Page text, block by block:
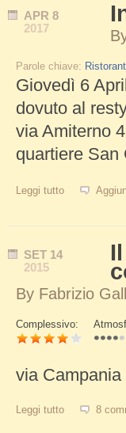
APR 8
2017
Parole chiave:
Giovedì 6
dovuto al
via Amiterno
quartiere San
Leggi tutto su
SET 14
2015
By Fabrizio
Schede
Complessivo:
via
Leggi tutto su Il 8